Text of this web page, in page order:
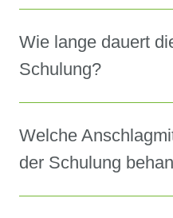
Wie lange dauert
Schulung?
Welche
der Schulung